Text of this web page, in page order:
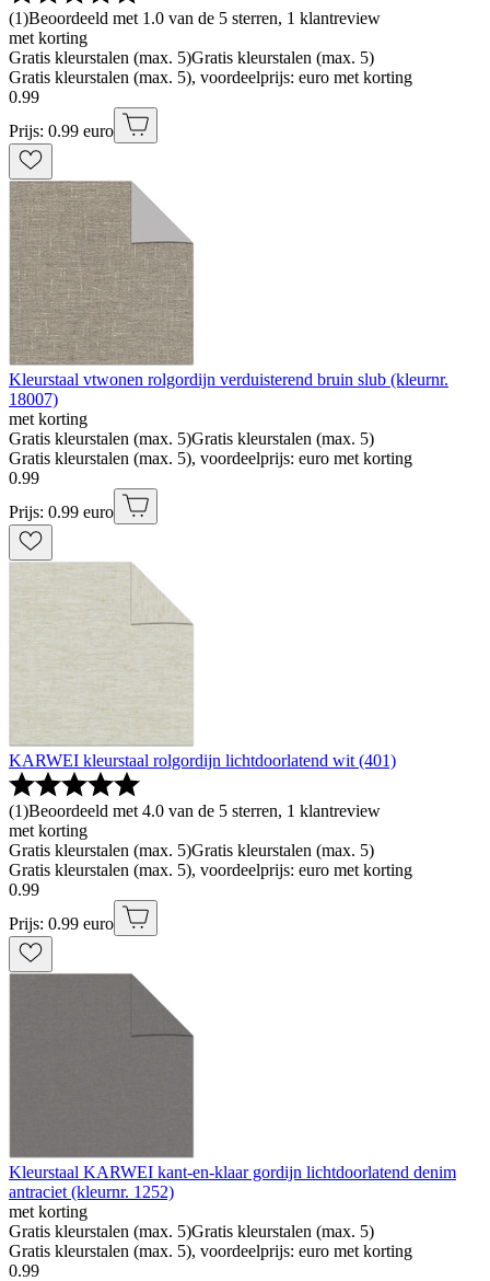
(1)Beoordeeld met 1.0 van de 5 sterren, 1 klantreview
met korting
Gratis kleurstalen (max. 5)Gratis kleurstalen (max. 5)
Gratis kleurstalen (max. 5), voordeelprijs: euro met korting
0.99
Prijs: 0.99 euro
Kleurstaal vtwonen rolgordijn verduisterend bruin slub (kleurnr.
18007)
met korting
Gratis kleurstalen (max. 5)Gratis kleurstalen (max. 5)
Gratis kleurstalen (max. 5), voordeelprijs: euro met korting
0.99
Prijs: 0.99 euro
KARWEI kleurstaal rolgordijn lichtdoorlatend wit (401)
(1)Beoordeeld met 4.0 van de 5 sterren, 1 klantreview
met korting
Gratis kleurstalen (max. 5)Gratis kleurstalen (max. 5)
Gratis kleurstalen (max. 5), voordeelprijs: euro met korting
0.99
Prijs: 0.99 euro
Kleurstaal KARWEI kant-en-klaar gordijn lichtdoorlatend denim
antraciet (kleurnr. 1252)
met korting
Gratis kleurstalen (max. 5)Gratis kleurstalen (max. 5)
Gratis kleurstalen (max. 5), voordeelprijs: euro met korting
0.99